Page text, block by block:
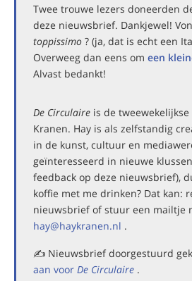
Twee trouwe lezers doneerden
deze nieuwsbrief. Dankjewel!
toppissimo ? (ja, dat is echt een
Overweeg dan eens om een
Alvast bedankt!
De Circulaire is de
Kranen. Hay is als zelfstandig
in de kunst, cultuur en
geïnteresseerd in nieuwe
feedback op deze nieuwsbrief),
koffie met me drinken? Dat kan:
nieuwsbrief of stuur een mailtje
hay@haykranen.nl .
✍️ Nieuwsbrief doorgestuurd
aan voor De Circulaire .